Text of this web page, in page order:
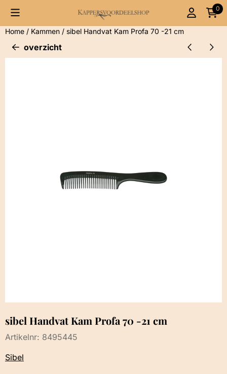
0
Home / Kammen / sibel Handvat Kam Profa 70 -21 cm
overzicht
sibel Handvat Kam Profa 70 -21 cm
Artikelnr: 8495445
Sibel